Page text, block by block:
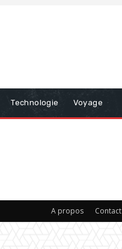
Technologie Voyage
A propos Contact